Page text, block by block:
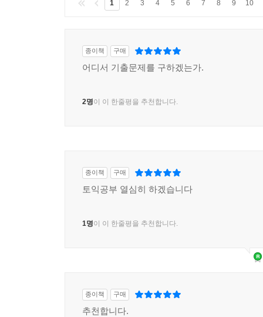
1 2 3 4 5 6 7 8 9 10
종이책 구매
어디서 기출문제를 구하겠는가.
2명이 이 한줄평을 추천합니다.
종이책 구매
토익공부 열심히 하겠습니다
1명이 이 한줄평을 추천합니다.
종이책 구매
추천합니다.